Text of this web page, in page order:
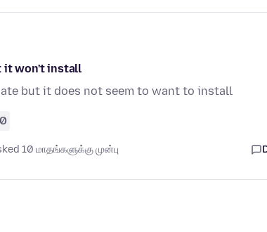
it won't install
but it does not seem to want to install
10 மாதங்களுக்கு முன்பு